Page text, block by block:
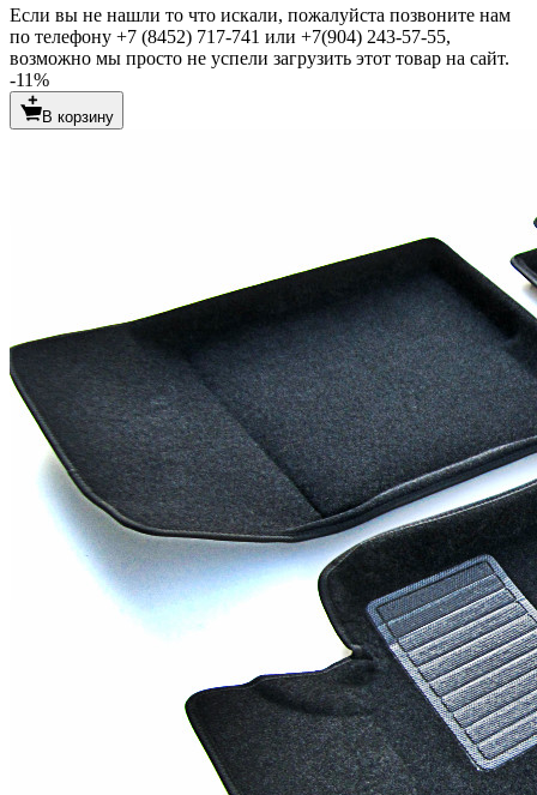
Если вы не нашли то что искали, пожалуйста позвоните нам
по телефону +7 (8452) 717-741 или +7(904) 243-57-55,
возможно мы просто не успели загрузить этот товар на сайт.
-11%
В корзину